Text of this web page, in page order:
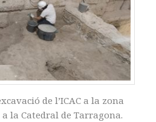
de l’ICAC a la zona
la Catedral de Tarragona.